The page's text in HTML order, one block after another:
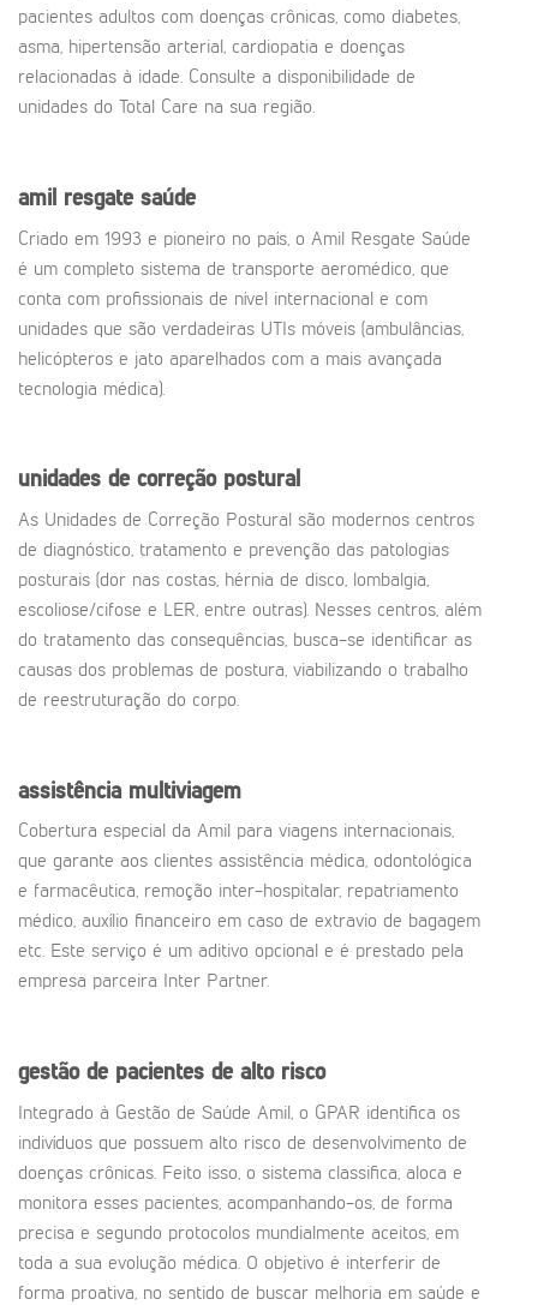
pacientes adultos com doenças crônicas, como diabetes,
asma, hipertensão arterial, cardiopatia e doenças
relacionadas à idade. Consulte a disponibilidade de
unidades do Total Care na sua região.
amil resgate saúde
Criado em 1993 e pioneiro no país, o Amil Resgate Saúde
é um completo sistema de transporte aeromédico, que
conta com profissionais de nível internacional e com
unidades que são verdadeiras UTIs móveis (ambulâncias,
helicópteros e jato aparelhados com a mais avançada
tecnologia médica).
unidades de correção postural
As Unidades de Correção Postural são modernos centros
de diagnóstico, tratamento e prevenção das patologias
posturais (dor nas costas, hérnia de disco, lombalgia,
escoliose/cifose e LER, entre outras). Nesses centros, além
do tratamento das consequências, busca-se identificar as
causas dos problemas de postura, viabilizando o trabalho
de reestruturação do corpo.
assistência multiviagem
Cobertura especial da Amil para viagens internacionais,
que garante aos clientes assistência médica, odontológica
e farmacêutica, remoção inter-hospitalar, repatriamento
médico, auxílio financeiro em caso de extravio de bagagem
etc. Este serviço é um aditivo opcional e é prestado pela
empresa parceira Inter Partner.
gestão de pacientes de alto risco
Integrado à Gestão de Saúde Amil, o GPAR identifica os
indivíduos que possuem alto risco de desenvolvimento de
doenças crônicas. Feito isso, o sistema classifica, aloca e
monitora esses pacientes, acompanhando-os, de forma
precisa e segundo protocolos mundialmente aceitos, em
toda a sua evolução médica. O objetivo é interferir de
forma proativa, no sentido de buscar melhoria em saúde e